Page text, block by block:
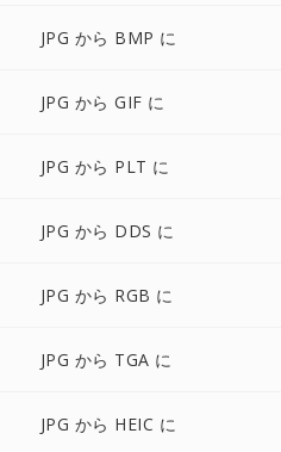
JPG から BMP に
JPG から GIF に
JPG から PLT に
JPG から DDS に
JPG から RGB に
JPG から TGA に
JPG から HEIC に